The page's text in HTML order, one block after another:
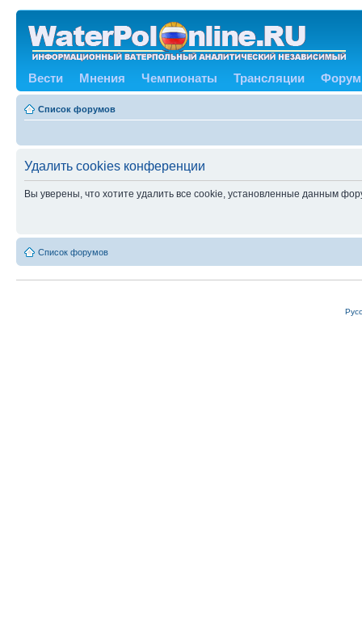
Вести Мнения Чемпионаты Трансляции Форум
Список форумов
Удалить cookies конференции
Вы уверены, что хотите удалить все cookie, установленные данным
Список форумов